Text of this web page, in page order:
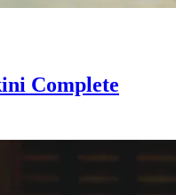
Complete